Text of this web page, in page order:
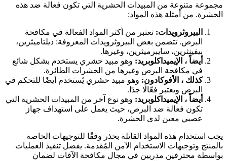
متنوعة من المبيدات الحشرية التي تكون فعالة ضد هذه
من أمثلة هذه المواد:
البيروثرويدات:تعتبر من أكثر المواد الفعالة في مكافحة
البرص. تتضمن بعض البيروثرويدات المعروفة: ديلتاميثرين،
بيفينثرين، سايبرميثرين، وغيرها.
أيضاً ، الإيميداكلوبريد:وهو مبيد حشري يستخدم بشكل شائع
في مكافحة البرص وغيرها من الحشرات الطائرة.
كذلك ، الأفوكادون:وهو مبيد حشري يُستخدم أيضًا للتحكم في
البرص ويعتبر فعّالًا جدًا.
أيضاً ، الإيميداكلوبريد:وهو نوع آخر من المبيدات الحشرية التي
تكون فعالة ضد البرص، حيث يعمل على استهداف جهاز
عصبي معين لدى الحشرة.
استخدام هذه المواد القاتلة بحذر وفقًا للتوجيهات الخاصة
وتوجيهات الاستخدام الآمن المُقدمة. يفضل تنفيذ العمليات
محترفين مدربين في مجال مكافحة الآفات لضمان